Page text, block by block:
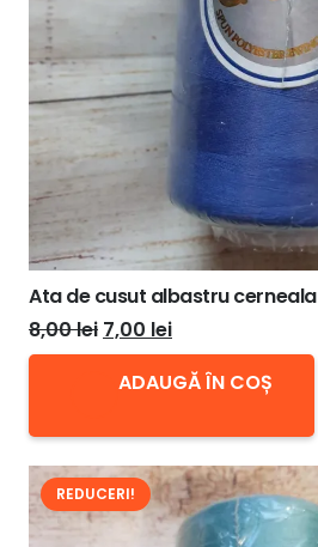
Ata de cusut albastru cerneala
8,00lei Prețul
inițial
8,00 lei.
7,00 leiPrețul
curent
este:
ADAUGĂ ÎN COȘ
REDUCERI!